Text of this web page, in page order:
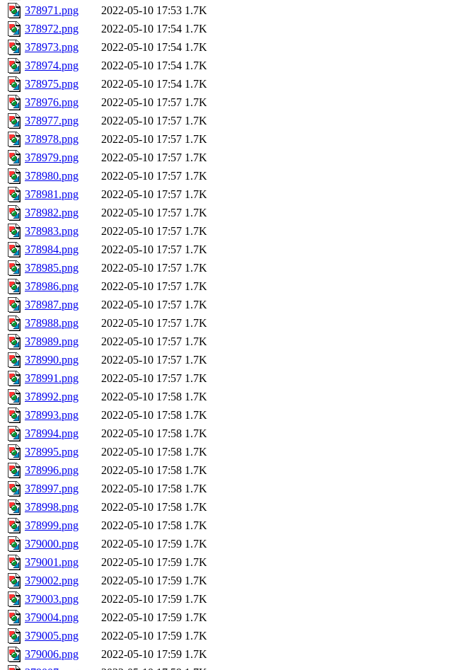
378971.png
2022-05-10 17:53 1.7K
378972.png
2022-05-10 17:54 1.7K
378973.png
2022-05-10 17:54 1.7K
378974.png
2022-05-10 17:54 1.7K
378975.png
2022-05-10 17:54 1.7K
378976.png
2022-05-10 17:57 1.7K
378977.png
2022-05-10 17:57 1.7K
378978.png
2022-05-10 17:57 1.7K
378979.png
2022-05-10 17:57 1.7K
378980.png
2022-05-10 17:57 1.7K
378981.png
2022-05-10 17:57 1.7K
378982.png
2022-05-10 17:57 1.7K
378983.png
2022-05-10 17:57 1.7K
378984.png
2022-05-10 17:57 1.7K
378985.png
2022-05-10 17:57 1.7K
378986.png
2022-05-10 17:57 1.7K
378987.png
2022-05-10 17:57 1.7K
378988.png
2022-05-10 17:57 1.7K
378989.png
2022-05-10 17:57 1.7K
378990.png
2022-05-10 17:57 1.7K
378991.png
2022-05-10 17:57 1.7K
378992.png
2022-05-10 17:58 1.7K
378993.png
2022-05-10 17:58 1.7K
378994.png
2022-05-10 17:58 1.7K
378995.png
2022-05-10 17:58 1.7K
378996.png
2022-05-10 17:58 1.7K
378997.png
2022-05-10 17:58 1.7K
378998.png
2022-05-10 17:58 1.7K
378999.png
2022-05-10 17:58 1.7K
379000.png
2022-05-10 17:59 1.7K
379001.png
2022-05-10 17:59 1.7K
379002.png
2022-05-10 17:59 1.7K
379003.png
2022-05-10 17:59 1.7K
379004.png
2022-05-10 17:59 1.7K
379005.png
2022-05-10 17:59 1.7K
379006.png
2022-05-10 17:59 1.7K